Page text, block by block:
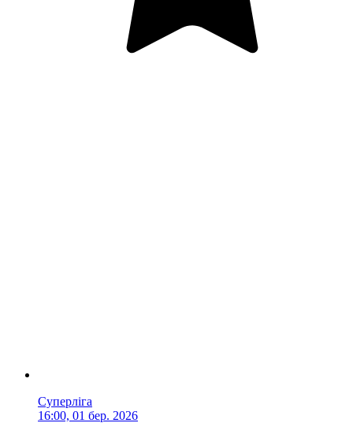
Суперліга
16:00, 01 бер. 2026